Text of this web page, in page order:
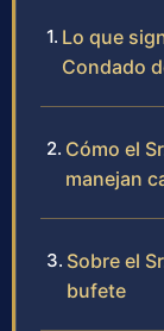
Lo que
Condado
Cómo el
manejan
Sobre el
bufete